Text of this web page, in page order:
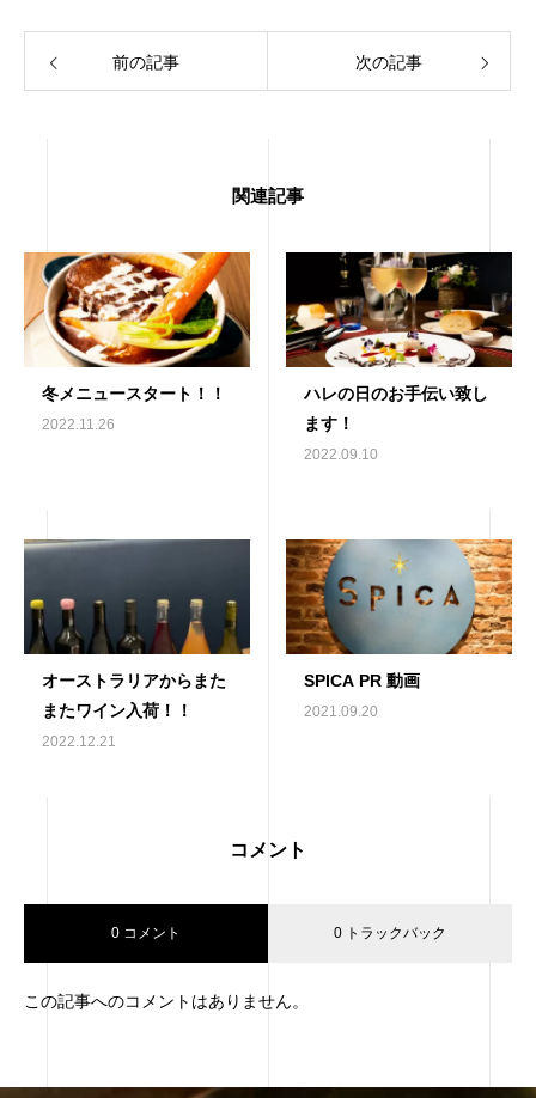
前の記事 次の記事
関連記事
冬メニュースタート！！
2022.11.26
ハレの日のお手伝い致し
ます！
2022.09.10
オーストラリアからまた
またワイン入荷！！
2022.12.21
SPICA PR 動画
2021.09.20
コメント
0 コメント 0 トラックバック
この記事へのコメントはありません。